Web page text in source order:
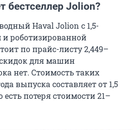
бестселлер Jolion?
Haval Jolion с 1,5-
роботизированной
по прайс-листу 2,449–
для машин
нет. Стоимость таких
выпуска составляет от 1,5
есть потеря стоимости 21–